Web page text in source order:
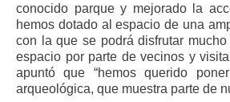
conocido parque y mejorado la
hemos dotado al espacio de una
con la que se podrá disfrutar
espacio por parte de vecinos y
apuntó que “hemos querido
arqueológica, que muestra parte de